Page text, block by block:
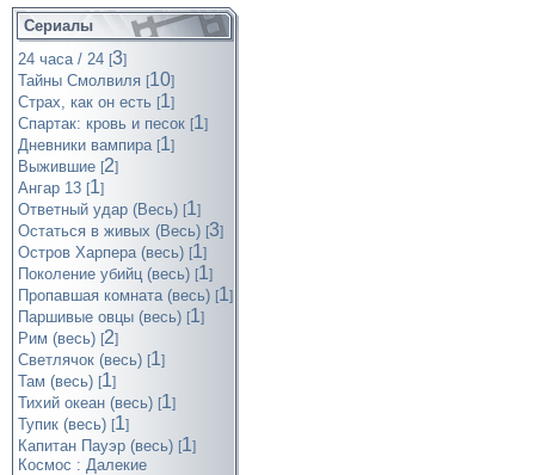
Сериалы
24 часа / 24 [3]
Тайны Смолвиля [10]
Страх, как он есть [1]
Спартак: кровь и песок [1]
Дневники вампира [1]
Выжившие [2]
Ангар 13 [1]
Ответный удар (Весь) [1]
Остаться в живых (Весь) [3]
Остров Харпера (весь) [1]
Поколение убийц (весь) [1]
Пропавшая комната (весь) [1]
Паршивые овцы (весь) [1]
Рим (весь) [2]
Светлячок (весь) [1]
Там (весь) [1]
Тихий океан (весь) [1]
Тупик (весь) [1]
Капитан Пауэр (весь) [1]
Космос : Далекие